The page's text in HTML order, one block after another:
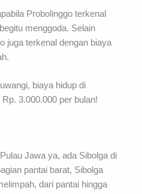
Probolinggo terkenal
menggoda. Selain
juga terkenal dengan biaya
biaya hidup di
3.000.000 per bulan!
Jawa ya, ada Sibolga di
pantai barat, Sibolga
dari pantai hingga